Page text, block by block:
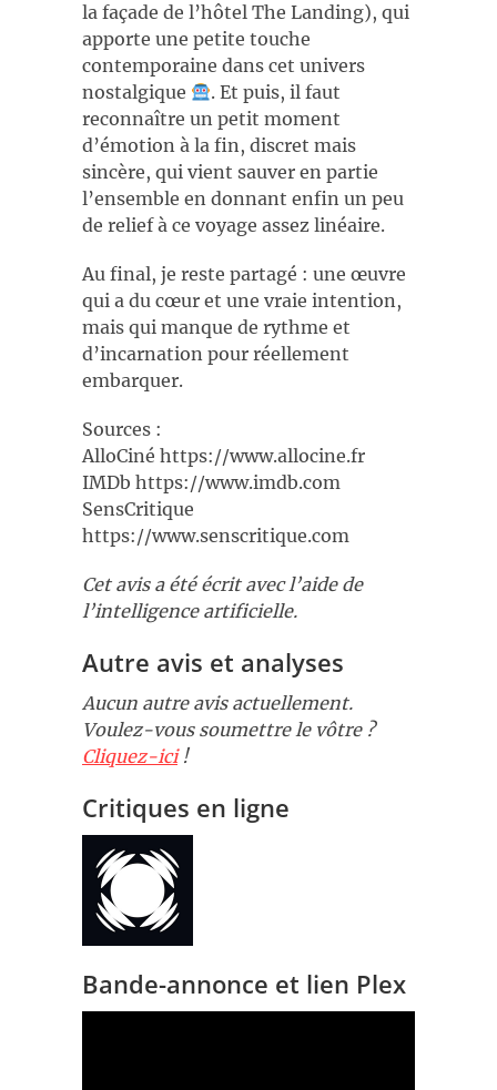
la façade de l’hôtel The Landing), qui
apporte une petite touche
contemporaine dans cet univers
nostalgique
. Et puis, il faut
reconnaître un petit moment
d’émotion à la fin, discret mais
sincère, qui vient sauver en partie
l’ensemble en donnant enfin un peu
de relief à ce voyage assez linéaire.
Au final, je reste partagé : une œuvre
qui a du cœur et une vraie intention,
mais qui manque de rythme et
d’incarnation pour réellement
embarquer.
Sources :
AlloCiné https://www.allocine.fr
IMDb https://www.imdb.com
SensCritique
https://www.senscritique.com
Cet avis a été écrit avec l’aide de
l’intelligence artificielle.
Autre avis et analyses
Aucun autre avis actuellement.
Voulez-vous soumettre le vôtre ?
Cliquez-ici!
Critiques en ligne
Bande-annonce et lien Plex